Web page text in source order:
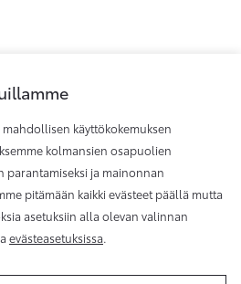
käyttökokemuksen
kolmansien osapuolien
ja mainonnan
pitämään kaikki evästeet päällä mutta
asetuksiin alla olevan valinnan
evästeasetuksissa.